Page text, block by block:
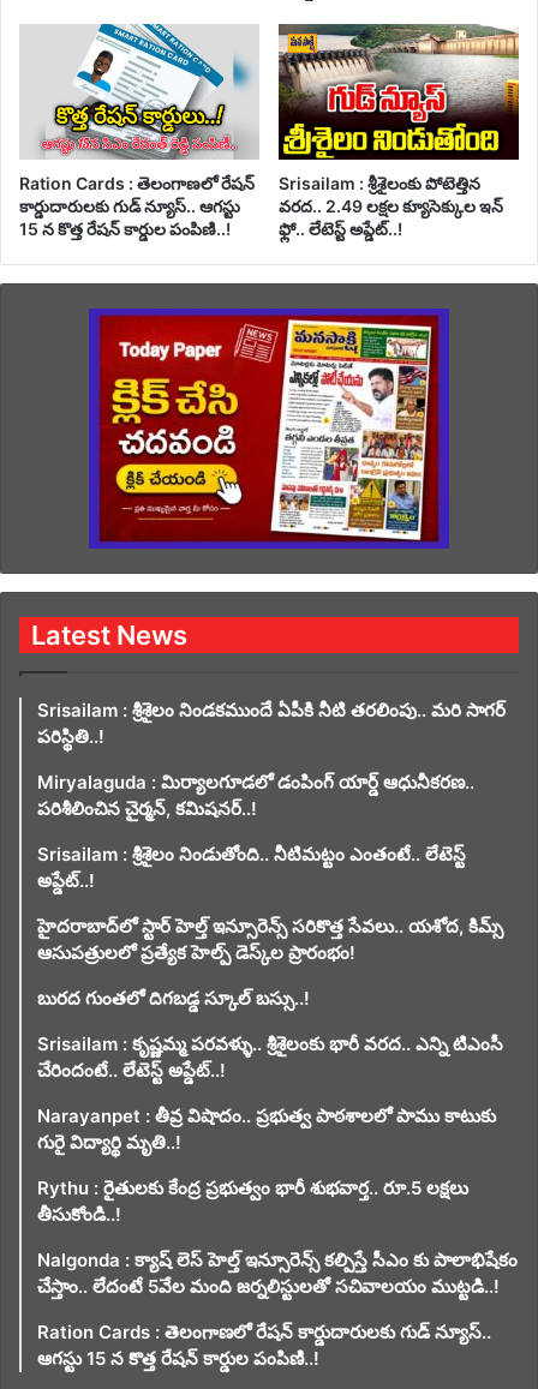
Ration Cards : తెలంగాణలో రేషన్
కార్డుదారులకు గుడ్ న్యూస్.. ఆగస్టు
15 న కొత్త రేషన్ కార్డుల పంపిణి..!
Srisailam : శ్రీశైలంకు పోటెత్తిన
వరద.. 2.49 లక్షల క్యూసెక్కుల ఇన్
ఫ్లో.. లేటెస్ట్ అప్డేట్..!
Latest News
Srisailam : శ్రీశైలం నిండకముందే ఏపీకి నీటి తరలింపు.. మరి సాగర్
పరిస్థితి..!
Miryalaguda : మిర్యాలగూడలో డంపింగ్ యార్డ్ ఆధునీకరణ..
పరిశీలించిన చైర్మన్, కమిషనర్..!
Srisailam : శ్రీశైలం నిండుతోంది.. నీటిమట్టం ఎంతంటే.. లేటెస్ట్
అప్డేట్..!
హైదరాబాద్‌లో స్టార్ హెల్త్ ఇన్సూరెన్స్ సరికొత్త సేవలు.. యశోద, కిమ్స్
ఆసుపత్రులలో ప్రత్యేక హెల్ప్ డెస్క్‌ల ప్రారంభం!
బురద గుంతలో దిగబడ్డ స్కూల్ బస్సు..!
Srisailam : కృష్ణమ్మ పరవళ్ళు.. శ్రీశైలంకు భారీ వరద.. ఎన్ని టిఎంసీ
చేరిందంటే.. లేటెస్ట్ అప్డేట్..!
Narayanpet : తీవ్ర విషాదం.. ప్రభుత్వ పాఠశాలలో పాము కాటుకు
గురై విద్యార్థి మృతి..!
Rythu : రైతులకు కేంద్ర ప్రభుత్వం భారీ శుభవార్త.. రూ.5 లక్షలు
తీసుకోండి..!
Nalgonda : క్యాష్ లెస్ హెల్త్ ఇన్సూరెన్స్ కల్పిస్తే సీఎం కు పాలాభిషేకం
చేస్తాం.. లేదంటే 5వేల మంది జర్నలిస్టులతో సచివాలయం ముట్టడి..!
Ration Cards : తెలంగాణలో రేషన్ కార్డుదారులకు గుడ్ న్యూస్..
ఆగస్టు 15 న కొత్త రేషన్ కార్డుల పంపిణి..!